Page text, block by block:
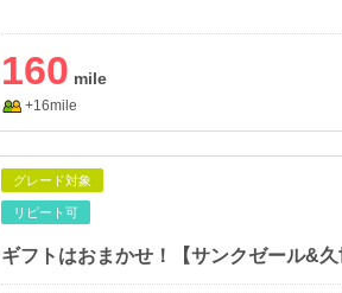
160
+16mile
グレード対象
リピート可